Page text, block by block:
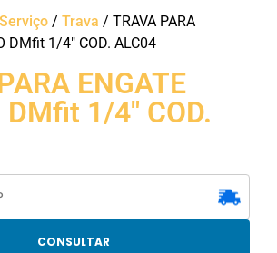
/ Trava / TRAVA PARA
DMfit 1/4″ COD. ALC04
ENGATE
DMfit 1/4″ COD.
CONSULTAR